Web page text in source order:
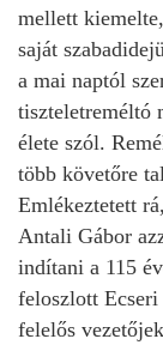
mellett
saját
a mai naptól
tiszteletreméltó
élete szól.
több követőre
Emlékeztetett
Antali Gábor
indítani a 115
feloszlott
felelős